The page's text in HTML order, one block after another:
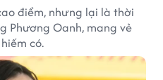
điểm, nhưng lại là thời
Phương Oanh, mang vẻ
có.